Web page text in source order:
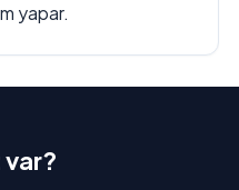
yapar.
var?